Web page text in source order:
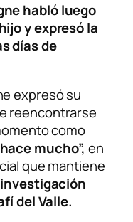
habló luego
y expresó la
días de
expresó su
reencontrarse
como
mucho”, en
que mantiene
del Valle.